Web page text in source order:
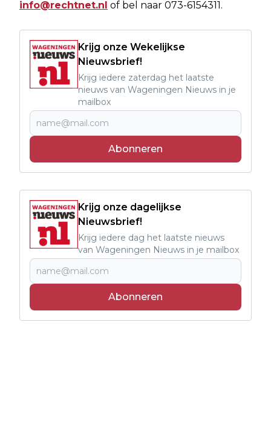
info@rechtnet.nl of bel naar 073-6154311.
Krijg onze Wekelijkse
Nieuwsbrief!
Krijg iedere zaterdag het laatste
nieuws van Wageningen Nieuws in je
mailbox
Abonneren
Krijg onze dagelijkse
Nieuwsbrief!
Krijg iedere dag het laatste nieuws
van Wageningen Nieuws in je mailbox
Abonneren